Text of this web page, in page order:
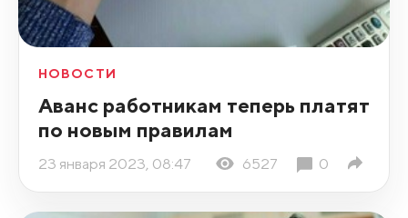
НОВОСТИ
Аванс работникам теперь платят
по новым правилам
23 января 2023, 08:47 6527 0